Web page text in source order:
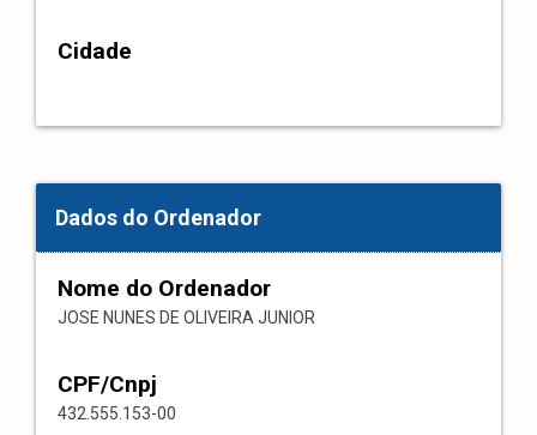
Cidade
Dados do Ordenador
Nome do Ordenador
JOSE NUNES DE OLIVEIRA JUNIOR
CPF/Cnpj
432.555.153-00